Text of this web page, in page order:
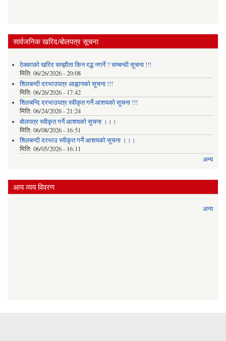
सार्वजनिक खरिद/बोलपत्र सूचना
ठेक्काको खरिद सम्झौता किन रद्ध नगर्ने ? सम्बन्धी सूचना !!!
मिति: 06/26/2026 - 20:08
शिलबन्दी दरभाउपत्र आह्वानको सूचना !!!
मिति: 06/26/2026 - 17:42
शिलबन्दि दरभाउपत्र स्वीकृत गर्ने आशयकाे सूचना !!!
मिति: 06/24/2026 - 21:24
बोलपत्र स्वीकृत गर्ने आशयको सुचना ।।।
मिति: 06/08/2026 - 16:51
शिलबन्दी दरभाउ स्वीकृत गर्ने आशयको सूचना ।।।
मिति: 06/05/2026 - 16:11
अन्य
आय व्यय विवरण
अन्य